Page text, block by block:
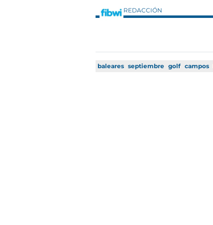
REDACCIÓN
baleares septiembre golf campos